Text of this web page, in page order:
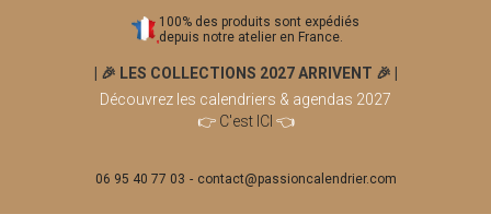
100% des produits sont expédiés
depuis notre atelier en France.
| 🎉 LES COLLECTIONS 2027 ARRIVENT 🎉
Découvrez les calendriers & agendas 2027
👉 C'est ICI 👈
06 95 40 77 03 contact@passioncalendrier.com